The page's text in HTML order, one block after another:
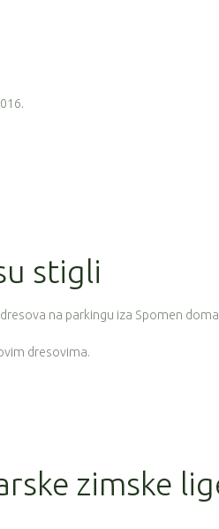
stigli
na parkingu iza Spomen
dresovima.
zimske